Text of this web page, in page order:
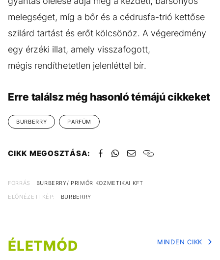
melegséget, míg a bőr és a cédrusfa-trió kettőse
szilárd tartást és erőt kölcsönöz. A végeredmény
egy érzéki illat, amely visszafogott,
mégis rendíthetetlen jelenléttel bír.
Erre találsz még hasonló témájú cikkeket
BURBERRY PARFÜM
CIKK MEGOSZTÁSA:
FORRÁS
BURBERRY/ PRIMŐR KOZMETIKAI KFT
ELŐNÉZETI KÉP:
BURBERRY
ÉLETMÓD MINDEN CIKK